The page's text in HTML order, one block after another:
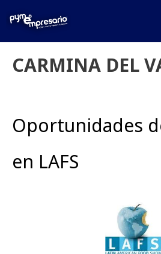
CARMINA DEL
Oportunidades
en LAFS